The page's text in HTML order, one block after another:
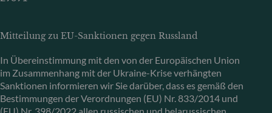
Mitteilung zu EU-Sanktionen gegen Russland
In Übereinstimmung mit den von der Europäischen Union
im Zusammenhang mit der Ukraine-Krise verhängten
Sanktionen informieren wir Sie darüber, dass es gemäß den
Bestimmungen der Verordnungen (EU) Nr. 833/2014 und
(EU) Nr. 398/2022 allen russischen und belarussischen